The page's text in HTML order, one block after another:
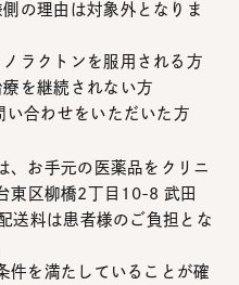
の理由は対象外となりま
ラクトンを服用される方
を継続されない方
合わせをいただいた方
、お手元の医薬品をクリニ
東区柳橋2丁目10-8 武田
送料は患者様のご負担とな
件を満たしていることが確